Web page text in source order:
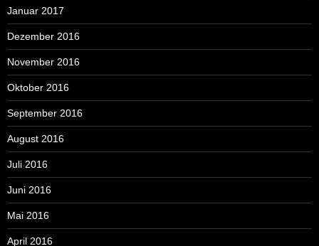
Januar 2017
Dezember 2016
November 2016
Oktober 2016
September 2016
August 2016
Juli 2016
Juni 2016
Mai 2016
April 2016